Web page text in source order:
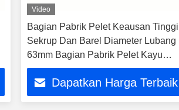
Video
Bagian Pabrik Pelet Keausan Tinggi
Sekrup Dan Barel Diameter Lubang
63mm Bagian Pabrik Pelet Kayu
Kelas Atas
Dapatkan Harga Terbaik